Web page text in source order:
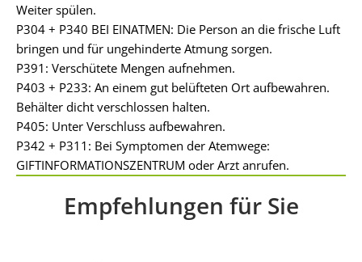
Weiter spülen.
P304 + P340 BEI EINATMEN: Die Person an die frische Luft
bringen und für ungehinderte Atmung sorgen.
P391: Verschütete Mengen aufnehmen.
P403 + P233: An einem gut belüfteten Ort aufbewahren.
Behälter dicht verschlossen halten.
P405: Unter Verschluss aufbewahren.
P342 + P311: Bei Symptomen der Atemwege:
GIFTINFORMATIONSZENTRUM oder Arzt anrufen.
Empfehlungen für Sie